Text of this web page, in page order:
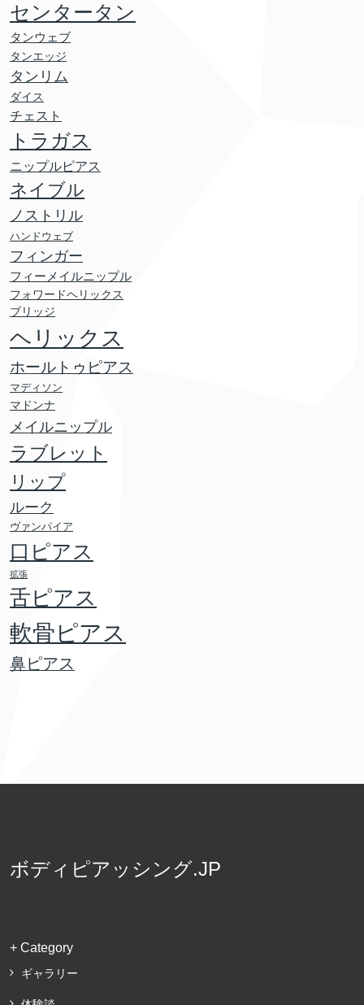
センタータン
タンウェブ
タンエッジ
タンリム
ダイス
チェスト
トラガス
ニップルピアス
ネイブル
ノストリル
ハンドウェブ
フィンガー
フィーメイルニップル
フォワードヘリックス
ブリッジ
ヘリックス
ホールトゥピアス
マディソン
マドンナ
メイルニップル
ラブレット
リップ
ルーク
ヴァンパイア
口ピアス
拡張
舌ピアス
軟骨ピアス
鼻ピアス
ボディピアッシング.JP
+ Category
ギャラリー